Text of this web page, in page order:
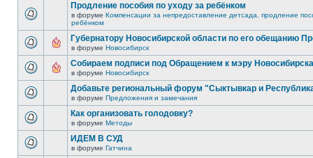
Продление пособия по уходу за ребёнком
в форуме Компенсации за непредоставление детсада, продление
ребёнком
Губернатору Новосибирской области по его обещанию
в форуме Новосибирск
Собираем подписи под Обращением к мэру
в форуме Новосибирск
Добавьте региональный форум "Сыктывкар и
в форуме Предложения и замечания
Как организовать голодовку?
в форуме Методы
ИДЕМ В СУД
в форуме Гатчина